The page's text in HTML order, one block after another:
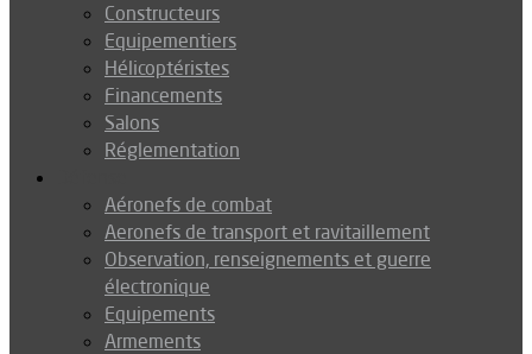
Constructeurs
Equipementiers
Hélicoptéristes
Financements
Salons
Réglementation
Aéronefs de combat
Aeronefs de transport et ravitaillement
Observation, renseignements et guerre
électronique
Equipements
Armements